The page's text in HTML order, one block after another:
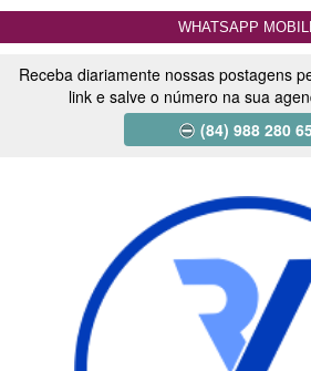
WHATSAPP
Receba diariamente nossas postagens
link e salve o número na sua
(84) 988 280